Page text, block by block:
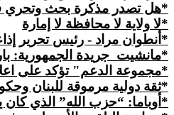
*هل تصدر مذكرة بحث وتحري
*لا ولاية لا محافظة لا إمارة
*أنطوان مراد - رئيس تحرير
*مانشيت جريدة الجمهورية:
*مجموعة الدعم" تؤكد على
*ثقة دولية مرموقة للبنان
*أوباما: “حزب الله” الذي